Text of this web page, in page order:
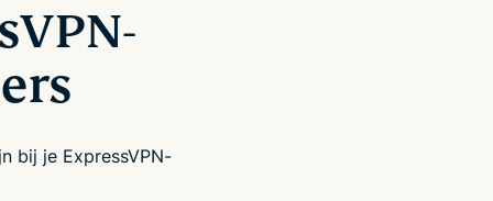
bij je ExpressVPN-